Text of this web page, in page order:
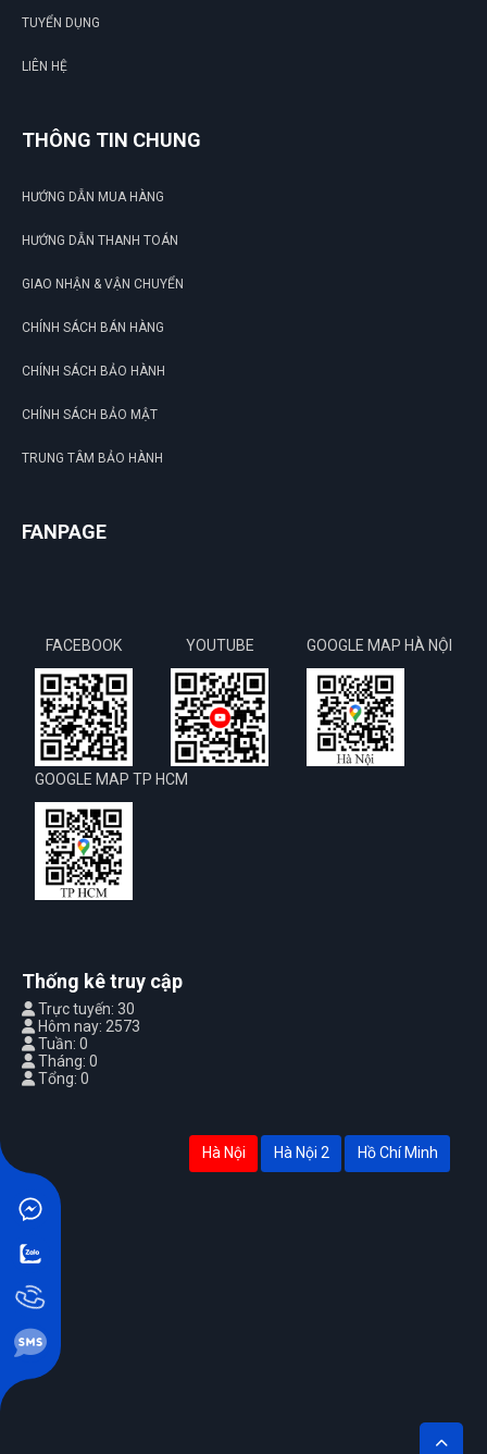
TUYỂN DỤNG
LIÊN HỆ
THÔNG TIN CHUNG
HƯỚNG DẪN MUA HÀNG
HƯỚNG DẪN THANH TOÁN
GIAO NHẬN & VẬN CHUYỂN
CHÍNH SÁCH BÁN HÀNG
CHÍNH SÁCH BẢO HÀNH
CHÍNH SÁCH BẢO MẬT
TRUNG TÂM BẢO HÀNH
FANPAGE
FACEBOOK YOUTUBE GOOGLE MAP HÀ NỘI
GOOGLE MAP TP HCM
Thống kê truy cập
Trực tuyến: 30
Hôm nay: 2573
Tuần: 0
Tháng: 0
Tổng: 0
Hà Nội Hà Nội 2 Hồ Chí Minh